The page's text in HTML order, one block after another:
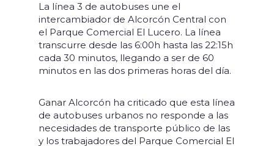
La línea 3 de autobuses une el
intercambiador de Alcorcón Central con
el Parque Comercial El Lucero. La línea
transcurre desde las 6:00h hasta las 22:15h
cada 30 minutos, llegando a ser de 60
minutos en las dos primeras horas del día.
Ganar Alcorcón ha criticado que esta línea
de autobuses urbanos no responde a las
necesidades de transporte público de las
y los trabajadores del Parque Comercial El